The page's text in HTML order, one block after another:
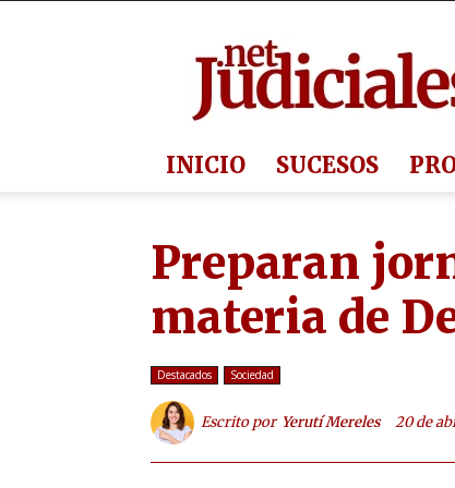
INICIO SUCESOS
Preparan
materia de
Destacados Sociedad
Escrito por Yerutí Mereles 20 de